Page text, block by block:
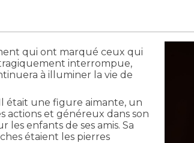
qui ont marqué ceux qui
interrompue,
à illuminer la vie de
était une figure aimante, un
actions et généreux dans son
enfants de ses amis. Sa
étaient les pierres